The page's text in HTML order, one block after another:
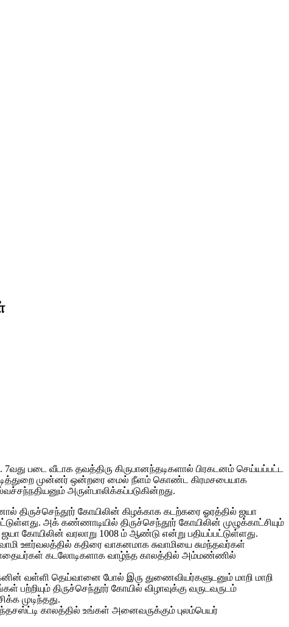
படை வீடாக தவத்திரு கிருபானந்தடிகளால் பிரகடனம் செய்யப்பட்ட
முன்னர் ஒன்றரை மைல் நீளம் கொண்ட கிரமசபையாக
அருள்பாலிக்கப்படுகின்றது.
திருச்செந்தூர் கோயிலின் கிழக்காக கடற்கரை ஓரத்தில் ஜயா
அக் கண்ணாடியில் திருச்செந்தூர் கோயிலின் முழுக்காட்சியும்
கோயிலின் வரலாறு 1008 ம் ஆண்டு என்று பதியப்பட்டுள்ளது.
ஊர்வலத்தில் கதிரை வாகனமாக சுவாமியை சுமந்தவர்கள்
கடலோடிகளாக வாழ்ந்த காலத்தில் அம்மண்ணில்
வள்ளி தெய்வானை போல் இரு துணைவியர்களுடனும் மாறி மாறி
திருச்செந்தூர் கோயில் விழாவுக்கு வருடவருடம்
முடிந்தது.
காலத்தில் உங்கள் அனைவருக்கும் புலம்பெயர்